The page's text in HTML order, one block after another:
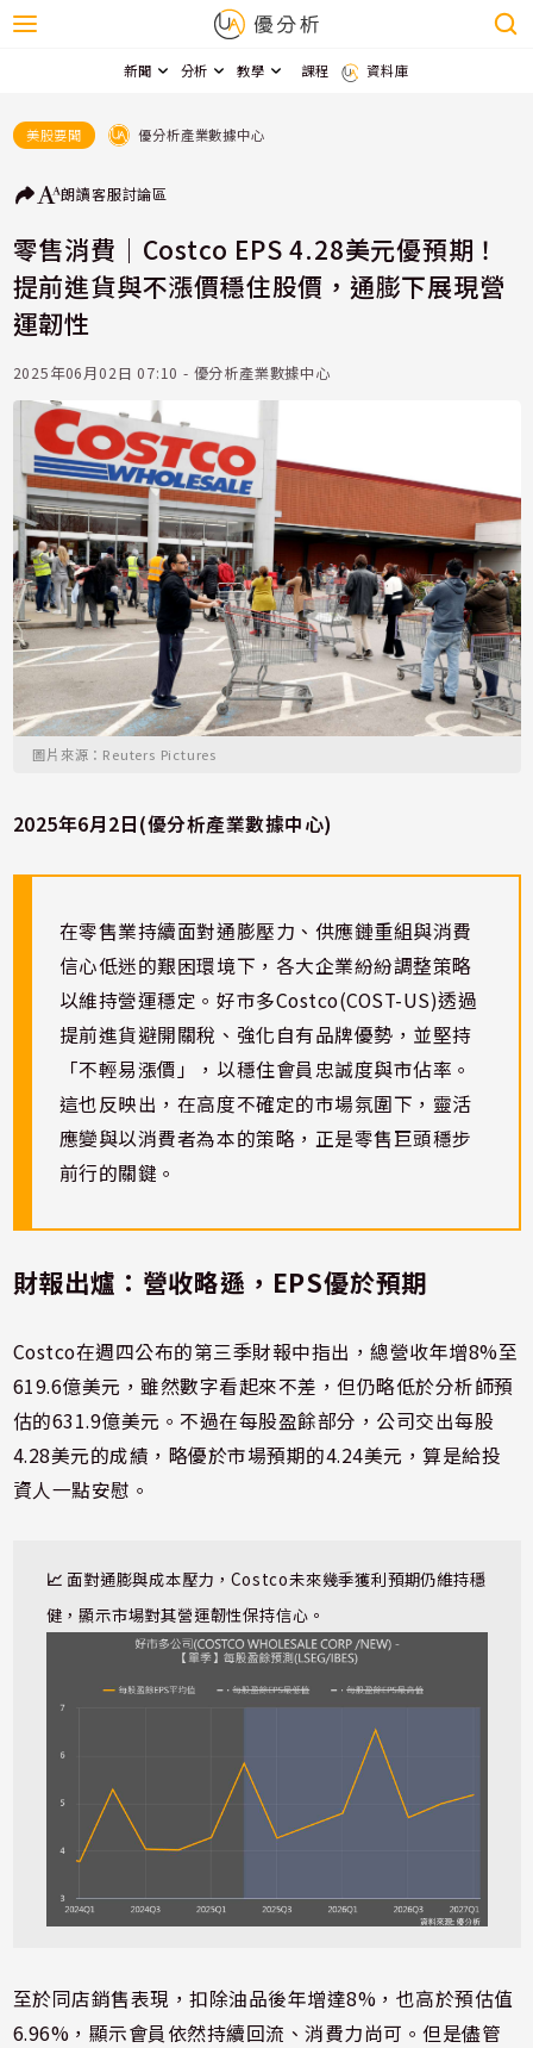
新聞 分析 教學 課程 資料庫
美股要聞 優分析產業數據中心
朗讀客服討論區
零售消費｜Costco EPS 4.28美元優預期！
提前進貨與不漲價穩住股價，通膨下展現營
運韌性
2025年06月02日 07:10 - 優分析產業數據中心
圖片來源：Reuters Pictures
2025年6月2日(優分析產業數據中心)
在零售業持續面對通膨壓力、供應鏈重組與消費
信心低迷的艱困環境下，各大企業紛紛調整策略
以維持營運穩定。好市多Costco(COST-US)透過
提前進貨避開關稅、強化自有品牌優勢，並堅持
「不輕易漲價」，以穩住會員忠誠度與市佔率。
這也反映出，在高度不確定的市場氛圍下，靈活
應變與以消費者為本的策略，正是零售巨頭穩步
前行的關鍵。
財報出爐：營收略遜，EPS優於預期
Costco在週四公布的第三季財報中指出，總營收年增8%至
619.6億美元，雖然數字看起來不差，但仍略低於分析師預
估的631.9億美元。不過在每股盈餘部分，公司交出每股
4.28美元的成績，略優於市場預期的4.24美元，算是給投
資人一點安慰。
📈 面對通膨與成本壓力，Costco未來幾季獲利預期仍維持穩
健，顯示市場對其營運韌性保持信心。
至於同店銷售表現，扣除油品後年增達8%，也高於預估值
6.96%，顯示會員依然持續回流、消費力尚可。但是儘管